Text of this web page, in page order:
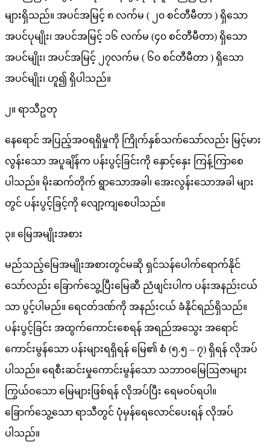
များရှိသည်။ အပင်အမြင့် ၈ လက်မ ( ၂၀ စင်တီမီတာ ) ရှိသော
အပင်ပုမျိုး၊ အပင်အမြင့် ၁၆ လက်မ (၄၀ စင်တီမီတာ) ရှိသော
အပင်မျိုး၊ အပင်အမြင့် ၂၇လက်မ ( ၆၀ စင်တီမီတာ ) ရှိသော
အပင်မျိုး၊ ဟူ၍ ရှိပါသည်။
၂။ ရာသီဥတု
နေရောင် အပြည့်အဝရရှိမှုကို ကြိုက်နှစ်သက်သော်လည်း မြင့်မား
လွန်းသော အပူချိန်က ပန်းပွင့်ခြင်းကို နှောင့်နှေး ကြန့်ကြာစေ
ပါသည်။ မိုးဆက်တိုက် ရွာသောအခါ၊ အေးလွန်းသောအခါ များ
တွင် ပန်းပွင့်ခြင့်ကို လျော့ကျစေပါသည်။
၃။ မြေအမျိုးအစား
မည်သည့်မြေအမျိုးအစားတွင်မဆို ရှင်သန်ပေါက်ရောက်နိုင်
သော်လည်း ခြောက်သွေ့ပြီးမြေဆီ ညံဖျင်းပါက ပန်းအနည်းငယ်
သာ ပွင့်ပါမည်။ ရေငတ်ဒဏ်ကို အနည်းငယ် ခံနိုင်ရည်ရှိသည်။
ပန်းပွင့်ခြင်း အထွက်ကောင်းစေရန် အရည်အသွေး အရောင်
ကောင်းမွန်သော ပန်းများရရှိရန် မြေ၏ စံ (၅.၅ – ၇) ရှိရန် လိုအပ်
ပါသည်။ ရေစီးဆင်းမှုကောင်းမွန်သော သဘာဝမြေဩဇာများ
ကြွယ်ဝသော မြေများဖြစ်ရန် လိုအပ်ပြီး ရေမဝပ်ရပါ။
ခြောက်သွေ့သော ရာသီတွင် ပုံမှန်ရေလောင်ပေးရန် လိုအပ်
ပါသည်။